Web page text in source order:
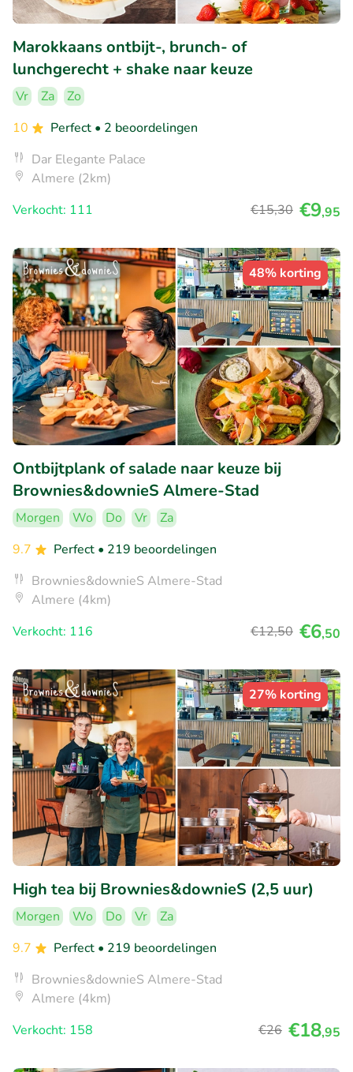
Marokkaans ontbijt-, brunch- of
lunchgerecht + shake naar keuze
Vr Za
Zo
10
Perfect • 2 beoordelingen
Dar Elegante Palace
Almere (2km)
Verkocht: 111
€15,30 €9,95
48% korting
Ontbijtplank of salade naar keuze bij
Brownies&downieS Almere-Stad
Morgen Wo Do Vr
Za
9.7
Perfect • 219 beoordelingen
Brownies&downieS Almere-Stad
Almere (4km)
Verkocht: 116
€12,50 €6,50
27% korting
High tea bij Brownies&downieS (2,5 uur)
Morgen Wo Do Vr
Za
9.7
Perfect • 219 beoordelingen
Brownies&downieS Almere-Stad
Almere (4km)
Verkocht: 158
€26 €18,95